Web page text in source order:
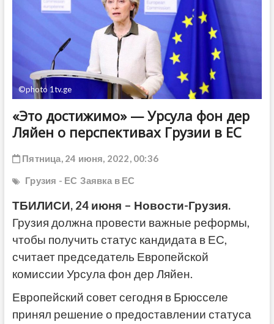
©photo 1tv.ge
«Это достижимо» — Урсула фон дер
Ляйен о перспективах Грузии в ЕС
Пятница, 24 июня, 2022, 00:36
Грузия - ЕС Заявка в ЕС
ТБИЛИСИ, 24 июня – Новости-Грузия.
Грузия должна провести важные реформы,
чтобы получить статус кандидата в ЕС,
считает председатель Европейской
комиссии Урсула фон дер Ляйен.
Европейский совет сегодня в Брюсселе
принял решение о предоставлении статуса